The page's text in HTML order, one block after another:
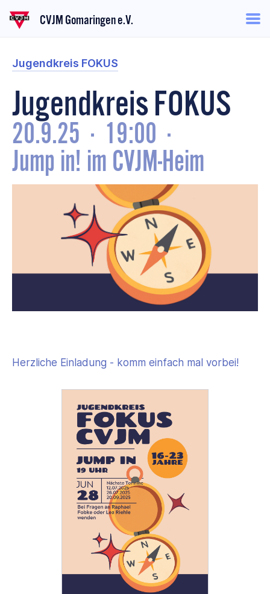
CVJM Gomaringen e.V.
Jugendkreis FOKUS
Jugendkreis FOKUS
20.9.25 · 19:00 ·
Jump in! im CVJM-Heim
Herzliche Einladung - komm einfach mal vorbei!